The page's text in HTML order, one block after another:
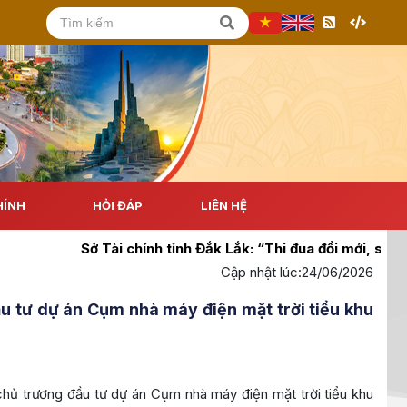
HỎI ĐÁP LIÊN HỆ
Sở Tài chính tỉnh Đắk Lắk: “Thi đua đổi mới, sáng
Cập nhật lúc:24/06/2026
tư dự án Cụm nhà máy điện mặt trời tiểu khu
trương đầu tư dự án Cụm nhà máy điện mặt trời tiểu khu